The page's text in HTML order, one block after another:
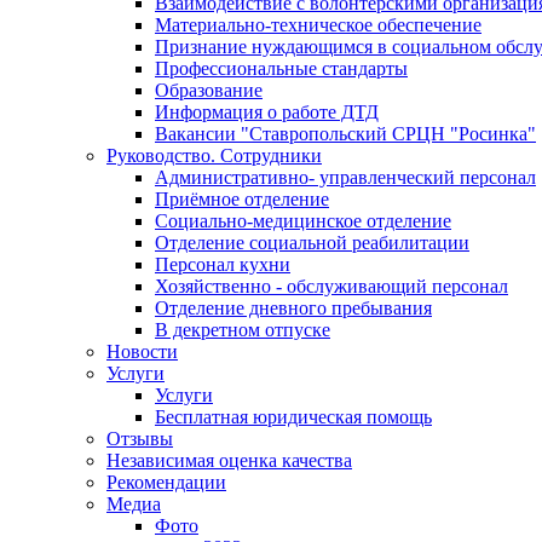
Материально-техническое обеспечение
Признание нуждающимся в социальном
Профессиональные стандарты
Образование
Информация о работе ДТД
Вакансии "Ставропольский СРЦН "Росинка"
Руководство. Сотрудники
Административно- управленческий персонал
Приёмное отделение
Социально-медицинское отделение
Отделение социальной реабилитации
Персонал кухни
Хозяйственно - обслуживающий персонал
Отделение дневного пребывания
В декретном отпуске
Новости
Услуги
Услуги
Бесплатная юридическая помощь
Отзывы
Независимая оценка качества
Рекомендации
Медиа
Фото